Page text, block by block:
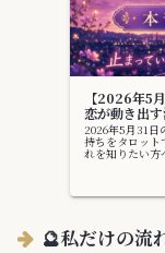
【2026年5
恋が動き出
2026年5月31日
持ちをタロット
れを知りたい方
🔮私だけの流